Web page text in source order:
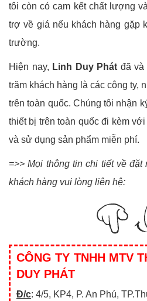
tôi còn có cam kết chất lượng
trợ về giá nếu khách hàng gặp
trường.
Hiện nay, Linh Duy Phát đã và
trăm khách hàng là các công ty,
trên toàn quốc. Chúng tôi nhận
thiết bị trên toàn quốc đi kèm
và sử dụng sản phẩm miễn phí.
=>> Mọi thông tin chi tiết về đặt
khách hàng vui lòng liên hệ:
CÔNG TY TNHH MTV
DUY PHÁT
Đ/c: 4/5, KP4, P. An Phú,